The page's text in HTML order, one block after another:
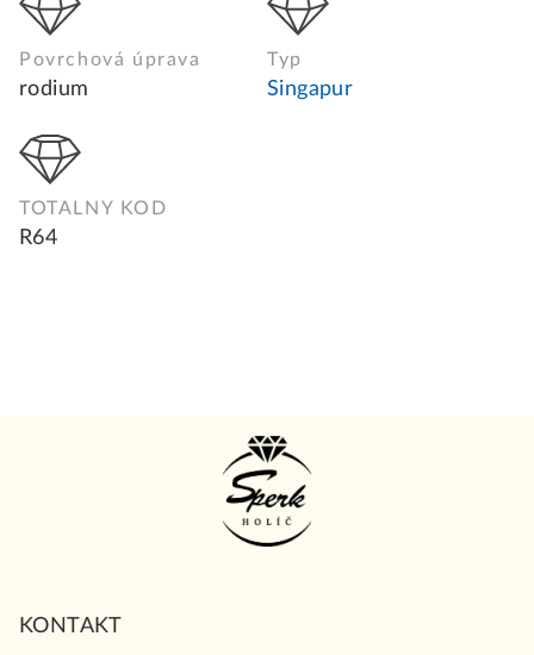
Povrchová úprava
rodium
Typ
Singapur
TOTALNY KOD
R64
KONTAKT